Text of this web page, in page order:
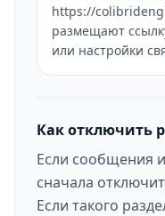
https://
размещают
или настройки
Как отключить
Если сообщения
сначала
Если такого